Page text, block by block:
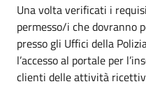
Una volta verificati i
permesso/i che dovranno
presso gli Uffici della
l’accesso al portale per
clienti delle attività